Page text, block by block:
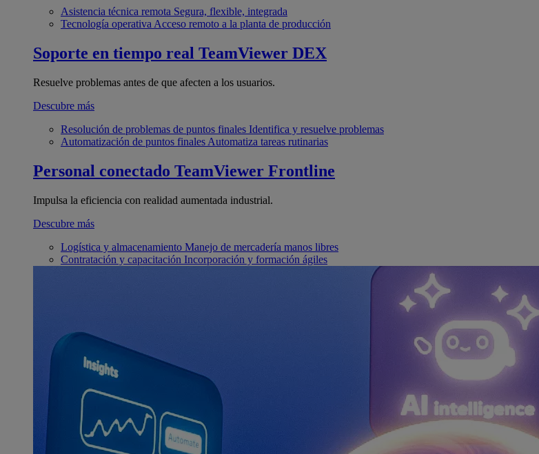
Asistencia técnica remota Segura, flexible, integrada
Tecnología operativa Acceso remoto a la planta de producción
Soporte en tiempo real TeamViewer DEX
Resuelve problemas antes de que afecten a los usuarios.
Descubre más
Resolución de problemas de puntos finales Identifica y resuelve problemas
Automatización de puntos finales Automatiza tareas rutinarias
Personal conectado TeamViewer Frontline
Impulsa la eficiencia con realidad aumentada industrial.
Descubre más
Logística y almacenamiento Manejo de mercadería manos libres
Contratación y capacitación Incorporación y formación ágiles